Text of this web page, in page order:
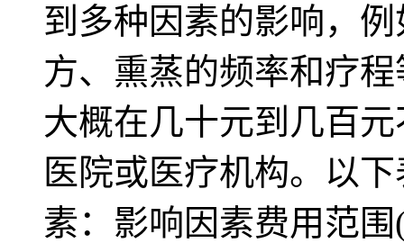
到多种因素的影响，
方、熏蒸的频率和疗
大概在几十元到几百
医院或医疗机构。以
素：影响因素费用范